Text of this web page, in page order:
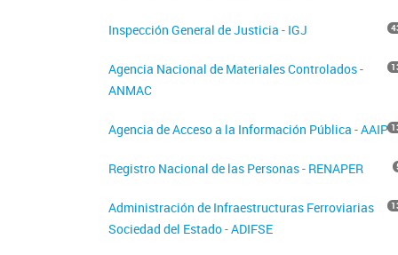
Inspección General de Justicia - IGJ
Agencia Nacional de Materiales Controlados -
ANMAC
Agencia de Acceso a la Información Pública - AAIP
Registro Nacional de las Personas - RENAPER
Administración de Infraestructuras Ferroviarias
Sociedad del Estado - ADIFSE